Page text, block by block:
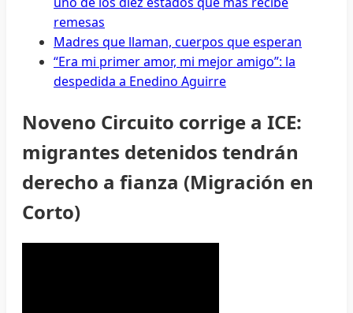
remesas
Madres que llaman, cuerpos que esperan
“Era mi primer amor, mi mejor amigo”: la
despedida a Enedino Aguirre
Noveno Circuito corrige a ICE:
migrantes detenidos tendrán
derecho a fianza (Migración en
Corto)